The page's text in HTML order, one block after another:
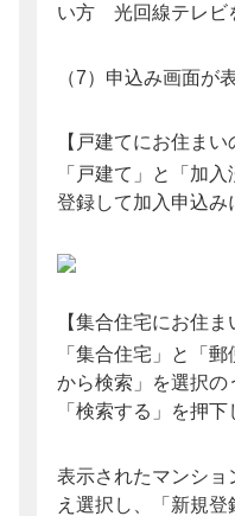
（7）申込み画面が
【戸建てにお住まい
「戸建て」と「加
登録して加入申込み
【集合住宅にお住ま
「集合住宅」と「
から検索」を選択の
「検索する」を押下
表示されたマンショ
え選択し、「新規登